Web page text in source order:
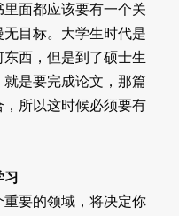
面都应该要有一个关
目标。大学生时代是
西，但是到了硕士生
是要完成论文，那篇
所以这时候必须要有
要的领域，将决定你